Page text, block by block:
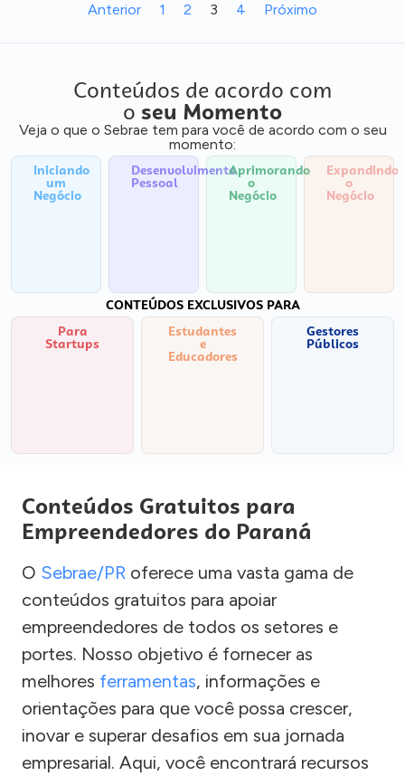
Anterior 1 2 3 4 Próximo
Conteúdos de acordo com
o seu Momento
Veja o que o Sebrae tem para você de acordo com o seu
momento:
Iniciando
um
Negócio
Desenvolvimento
Pessoal
Aprimorando
o
Negócio
Expandindo
o
Negócio
CONTEÚDOS EXCLUSIVOS PARA
Para
Startups
Estudantes
e
Educadores
Gestores
Públicos
Conteúdos Gratuitos para
Empreendedores do Paraná
O Sebrae/PR oferece uma vasta gama de
conteúdos gratuitos para apoiar
empreendedores de todos os setores e
portes. Nosso objetivo é fornecer as
melhores ferramentas, informações e
orientações para que você possa crescer,
inovar e superar desafios em sua jornada
empresarial. Aqui, você encontrará recursos